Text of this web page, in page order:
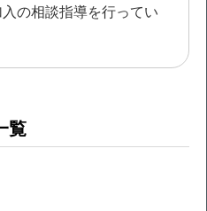
の相談指導を行ってい
覧